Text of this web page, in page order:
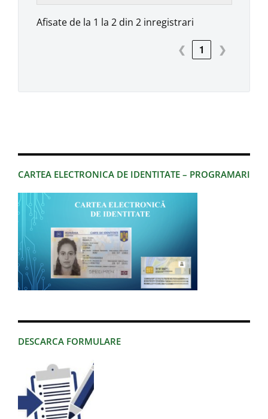
CARTEA ELECTRONICA DE IDENTITATE – PROGRAMARI
DESCARCA FORMULARE
Afisate de la 1 la 2 din 2 inregistrari
❮ 1 ❯